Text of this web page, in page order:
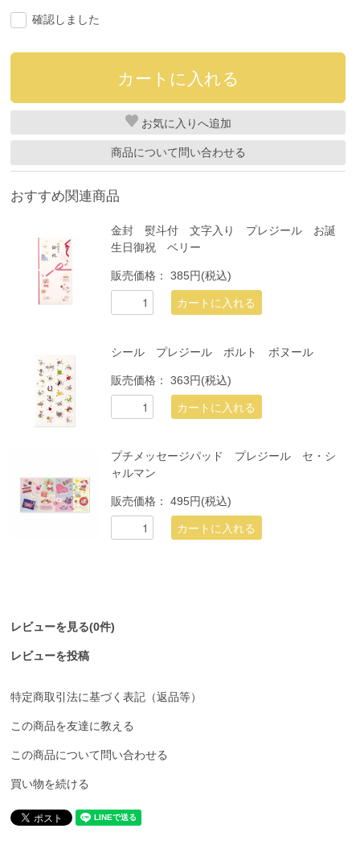
確認しました
お気に入り
商品について問い合わせる
おすすめ関連商品
金封 熨斗付 文字入り プレジール お誕
生日御祝 ベリー
販売価格：385円(税込)
シール プレジール ポルト ボヌール
販売価格：363円(税込)
プチメッセージパッド プレジール セ・シ
ャルマン
販売価格：495円(税込)
レビューを見る(0件)
レビューを投稿
特定商取引法に基づく表記（返品等）
この商品を友達に教える
この商品について問い合わせる
買い物を続ける